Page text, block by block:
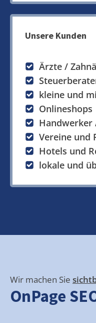
Unsere Kunden
Ärzte /
kleine und
Onlineshops
Handwerker
Vereine und
Hotels und
lokale und
Wir machen Sie
OnPage